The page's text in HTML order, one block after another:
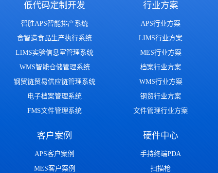
低代码定制开发
智胜APS智能排产系统
食智造食品生产执行系统
LIMS实验信息室管理系统
WMS智能仓储管理系统
钢贸链贸易供应链管理系统
电子档案管理系统
FMS文件管理系统
行业方案
APS行业方案
LIMS行业方案
MES行业方案
档案行业方案
WMS行业方案
钢贸行业方案
文件管理行业方案
客户案例
APS客户案例
MES客户案例
硬件中心
手持终端PDA
扫描枪